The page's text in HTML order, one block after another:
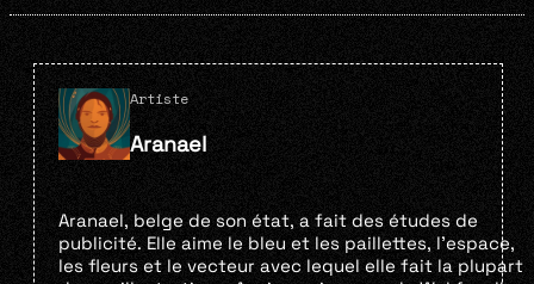
Artiste
Aranael
Aranael, belge de son état, a fait des études de
publicité. Elle aime le bleu et les paillettes, l’espace,
les fleurs et le vecteur avec lequel elle fait la plupart